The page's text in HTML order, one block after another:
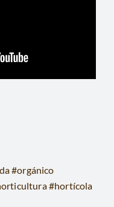
#orgánico
#hortícola